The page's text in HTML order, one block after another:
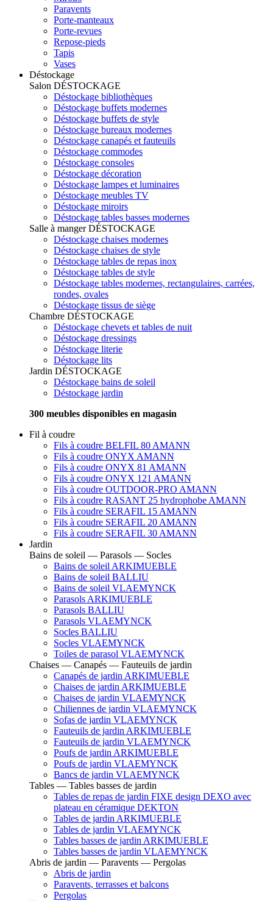
Paravents
Porte-manteaux
Porte-revues
Repose-pieds
Tapis
Vases
Déstockage
Salon DÉSTOCKAGE
Déstockage bibliothèques
Déstockage buffets modernes
Déstockage buffets de style
Déstockage bureaux modernes
Déstockage canapés et fauteuils
Déstockage commodes
Déstockage consoles
Déstockage décoration
Déstockage lampes et luminaires
Déstockage meubles TV
Déstockage miroirs
Déstockage tables basses modernes
Salle à mangerDÉSTOCKAGE
Déstockage chaises modernes
Déstockage chaises de style
Déstockage tables de repas inox
Déstockage tables de style
Déstockage tables modernes, rectangulaires, carrées,
rondes, ovales
Déstockage tissus de siège
Chambre DÉSTOCKAGE
Déstockage chevets et tables de nuit
Déstockage dressings
Déstockage literie
Déstockage lits
Jardin DÉSTOCKAGE
Déstockage bains de soleil
Déstockage jardin
300 meubles disponibles en magasin
Fil à coudre
Fils à coudre BELFIL 80 AMANN
Fils à coudre ONYX AMANN
Fils à coudre ONYX 81 AMANN
Fils à coudre ONYX 121 AMANN
Fils à coudre OUTDOOR-PRO AMANN
Fils à coudre RASANT 25 hydrophobe AMANN
Fils à coudre SERAFIL 15 AMANN
Fils à coudre SERAFIL 20 AMANN
Fils à coudre SERAFIL 30 AMANN
Jardin
Bains de soleil — Parasols — Socles
Bains de soleil ARKIMUEBLE
Bains de soleil BALLIU
Bains de soleil VLAEMYNCK
Parasols ARKIMUEBLE
Parasols BALLIU
Parasols VLAEMYNCK
Socles BALLIU
Socles VLAEMYNCK
Toiles de parasol VLAEMYNCK
Chaises — Canapés — Fauteuils de jardin
Canapés de jardin ARKIMUEBLE
Chaises de jardin ARKIMUEBLE
Chaises de jardin VLAEMYNCK
Chiliennes de jardin VLAEMYNCK
Sofas de jardin VLAEMYNCK
Fauteuils de jardin ARKIMUEBLE
Fauteuils de jardin VLAEMYNCK
Poufs de jardin ARKIMUEBLE
Poufs de jardin VLAEMYNCK
Bancs de jardin VLAEMYNCK
Tables — Tables basses de jardin
Tables de repas de jardin FIXE design DEXO avec
plateau en céramique DEKTON
Tables de jardin ARKIMUEBLE
Tables de jardin VLAEMYNCK
Tables basses de jardin ARKIMUEBLE
Tables basses de jardin VLAEMYNCK
Abris de jardin — Paravents — Pergolas
Abris de jardin
Paravents, terrasses et balcons
Pergolas